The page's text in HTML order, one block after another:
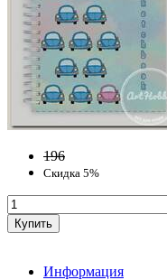
196
Скидка 5%
Информация